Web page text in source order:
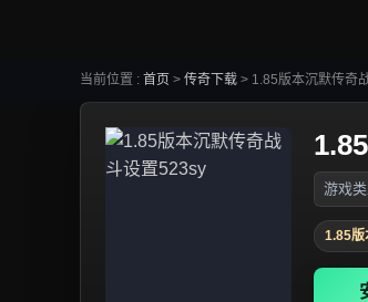
当前位置 : 首页 > 传奇下载 > 1.85版本沉默传奇
游戏
1.85版